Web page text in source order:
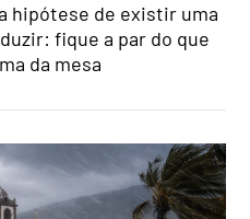
hipótese de existir uma
fique a par do que
da mesa